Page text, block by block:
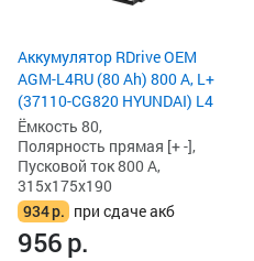
Аккумулятор RDrive OEM
AGM-L4RU (80 Ah) 800 А, L+
(37110-CG820 HYUNDAI) L4
Ёмкость 80,
Полярность прямая [+ -],
Пусковой ток 800 А,
315x175x190
934р. при сдаче акб
956р.